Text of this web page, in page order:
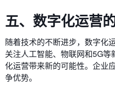
五、数字化运营
随着技术的不断进步，数字化
关注人工智能、物联网和5G
化运营带来新的可能性。企业
争优势。